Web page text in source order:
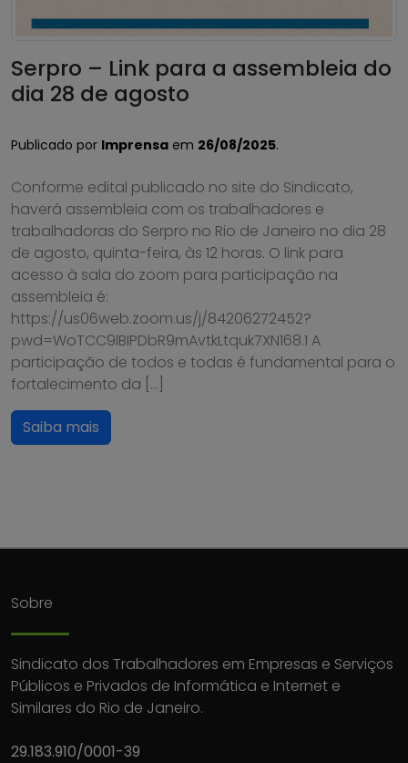
Serpro – Link para a assembleia do
dia 28 de agosto
Publicado por Imprensa em 26/08/2025.
Conforme edital publicado no site do Sindicato,
haverá assembleia com os trabalhadores e
trabalhadoras do Serpro no Rio de Janeiro no dia 28
de agosto, quinta-feira, às 12 horas. O link para
acesso à sala do zoom para participação na
assembleia é:
https://us06web.zoom.us/j/84206272452?
pwd=WoTCC9lBIPDbR9mAvtkLtquk7XN168.1 A
participação de todos e todas é fundamental para o
fortalecimento da […]
Saiba mais
Sobre
Sindicato dos Trabalhadores em Empresas e Serviços
Públicos e Privados de Informática e Internet e
Similares do Rio de Janeiro.
29.183.910/0001-39